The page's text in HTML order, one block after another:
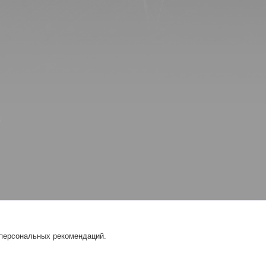
рекомендаций.